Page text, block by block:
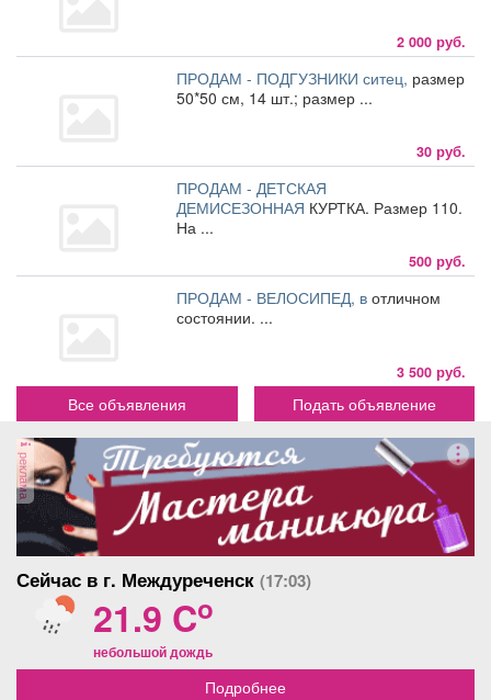
2 000 руб.
ПРОДАМ - ПОДГУЗНИКИ ситец, размер
50*50 см, 14 шт.; размер ...
30 руб.
ПРОДАМ - ДЕТСКАЯ
ДЕМИСЕЗОННАЯ КУРТКА. Размер 110.
На ...
500 руб.
ПРОДАМ - ВЕЛОСИПЕД, в отличном
состоянии. ...
3 500 руб.
Все объявления Подать объявление
реклама
Сейчас в г. Междуреченск (17:03)
21.9 Co
небольшой дождь
Подробнее